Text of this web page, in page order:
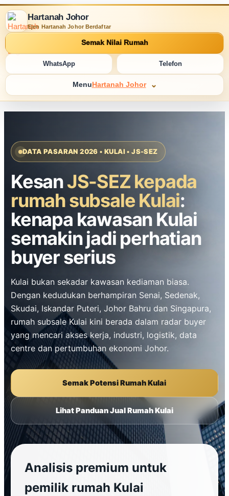
Hartanah Johor
Ejen Hartanah Johor Berdaftar
Semak Nilai Rumah
WhatsApp Telefon
Menu Hartanah Johor
DATA PASARAN 2026 • KULAI • JS-SEZ
KesanJS-SEZ kepada
rumah subsale Kulai:
kenapa kawasan Kulai
semakin jadi perhatian
buyer serius
Kulai bukan sekadar kawasan kediaman biasa.
Dengan kedudukan berhampiran Senai, Sedenak,
Skudai, Iskandar Puteri, Johor Bahru dan Singapura,
rumah subsale Kulai kini berada dalam radar buyer
yang mencari akses kerja, industri, logistik, data
centre dan pertumbuhan ekonomi Johor.
Semak Potensi Rumah Kulai
Lihat Panduan Jual Rumah Kulai
Analisis premium untuk
pemilik rumah Kulai